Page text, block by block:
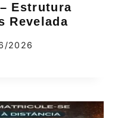
Estrutura
Revelada
2026